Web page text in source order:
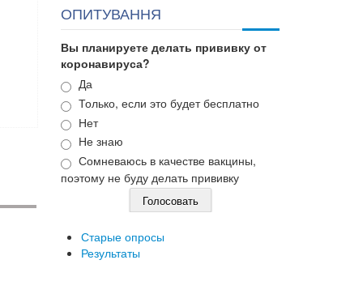
ОПИТУВАННЯ
Вы планируете делать прививку от
коронавируса?
Варианты
Да
Только, если это будет бесплатно
Нет
Не знаю
Сомневаюсь в качестве вакцины,
поэтому не буду делать прививку
Старые опросы
Результаты